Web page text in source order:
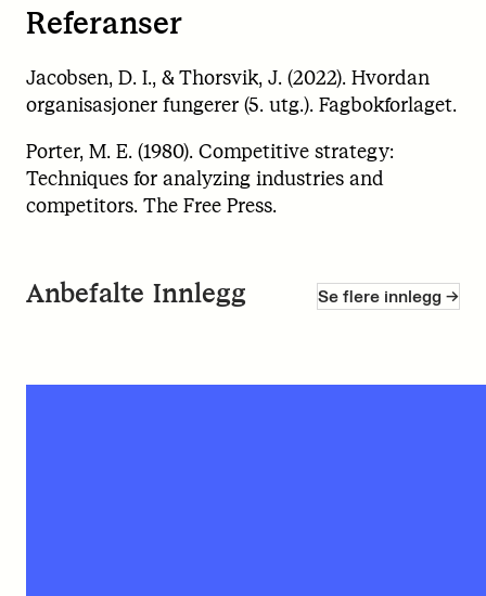
Referanser
Jacobsen, D. I., & Thorsvik, J. (2022). Hvordan
organisasjoner fungerer (5. utg.). Fagbokforlaget.
Porter, M. E. (1980). Competitive strategy:
Techniques for analyzing industries and
competitors. The Free Press.
Anbefalte Innlegg Se flere innlegg ->